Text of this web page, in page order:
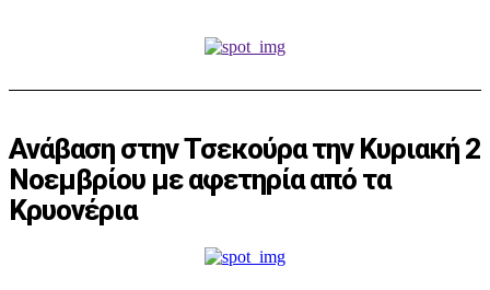
Ανάβαση στην Τσεκούρα την Κυριακή 2
Νοεμβρίου με αφετηρία από τα
Κρυονέρια